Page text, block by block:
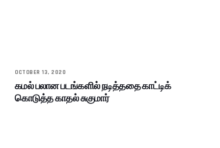
OCTOBER 13, 2020
கமல் பலான படங்களில் நடித்ததை காட்டிக்
கொடுத்த காதல் சுகுமார்